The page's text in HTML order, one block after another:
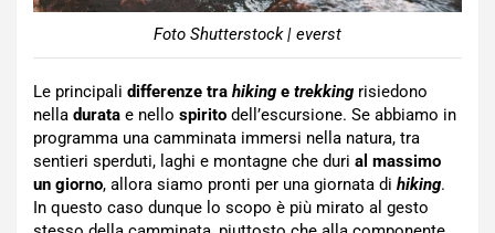
Foto Shutterstock | everst
Le principali differenze tra hiking e trekking risiedono
nella durata e nello spirito dell’escursione. Se abbiamo in
programma una camminata immersi nella natura, tra
sentieri sperduti, laghi e montagne che duri al massimo
un giorno, allora siamo pronti per una giornata di hiking.
In questo caso dunque lo scopo è più mirato al gesto